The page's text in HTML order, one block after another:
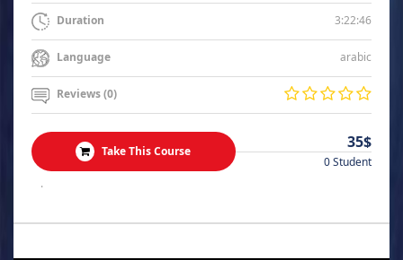
Duration 3:22:46
Language arabic
Reviews (0)
Take This Course 35$
0 Student
.